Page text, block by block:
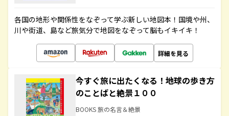
各国の地形や関係性をなぞって学ぶ新しい地図本！国境や州、
川や街道、島など旅気分で地図をなぞって脳もイキイキ！
詳細を見る
今すぐ旅に出たくなる！地球の歩き方
のことばと絶景１００
BOOKS 旅の名言＆絶景